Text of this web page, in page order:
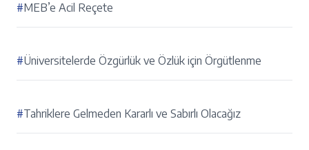
#MEB’e Acil Reçete
#Üniversitelerde Özgürlük ve Özlük için Örgütlenme
#Tahriklere Gelmeden Kararlı ve Sabırlı Olacağız